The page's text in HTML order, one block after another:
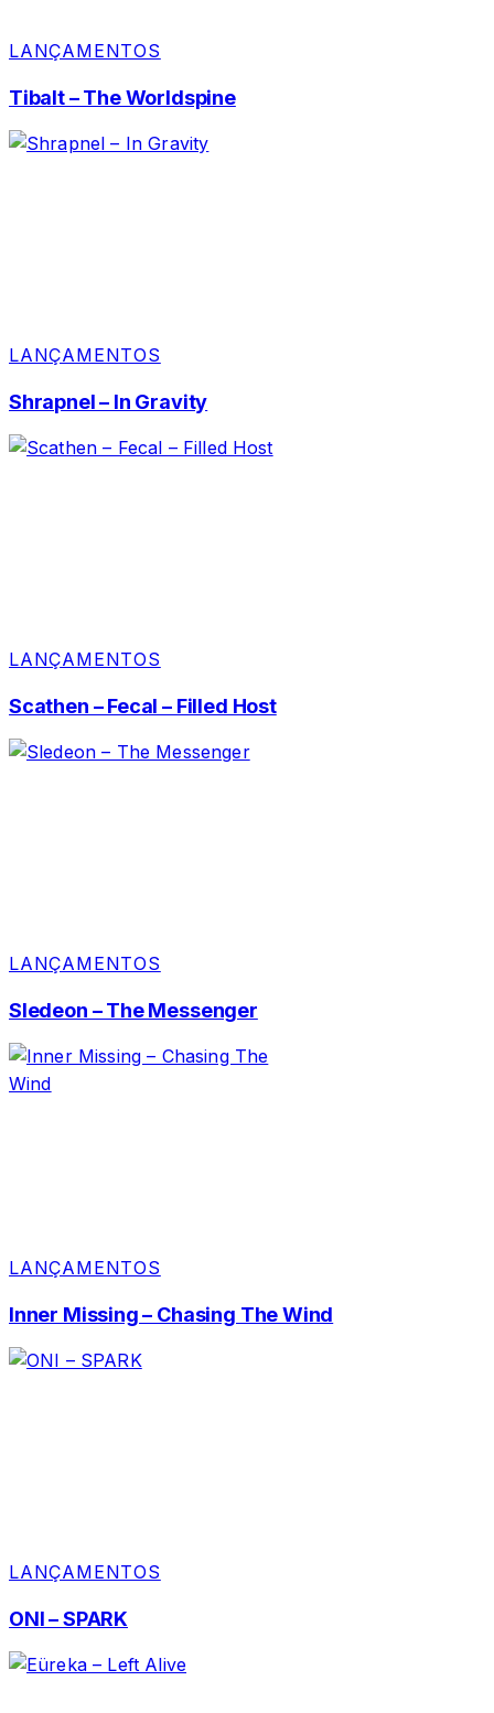
LANÇAMENTOS
Tibalt – The Worldspine
LANÇAMENTOS
Shrapnel – In Gravity
LANÇAMENTOS
Scathen – Fecal – Filled Host
LANÇAMENTOS
Sledeon – The Messenger
LANÇAMENTOS
Inner Missing – Chasing The Wind
LANÇAMENTOS
ONI – SPARK